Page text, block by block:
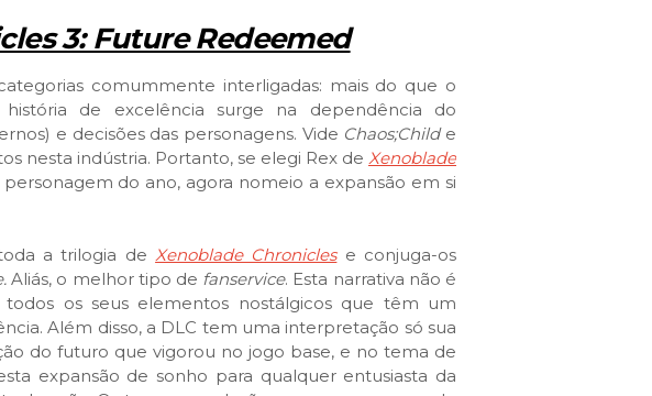
3: Future Redeemed
comummente interligadas: mais do que o
de excelência surge na dependência do
e decisões das personagens. Vide Chaos;Childe
nesta indústria. Portanto, se elegi Rex de Xenoblade
do ano, agora nomeio a expansão em si
a trilogia de Xenoblade Chroniclese conjuga-os
Aliás, o melhor tipo de fanservice. Esta narrativa não é
os seus elementos nostálgicos que têm um
Além disso, a DLC tem uma interpretação só sua
do futuro que vigorou no jogo base, e no tema de
expansão de sonho para qualquer entusiasta da